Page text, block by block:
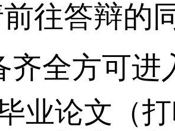
往答辩的
齐全方可进
业论文（